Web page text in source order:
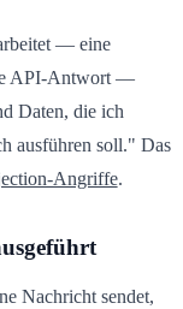
— eine
API-Antwort —
Daten, die ich
ausführen soll." Das
Angriffe.
Nachricht sendet,